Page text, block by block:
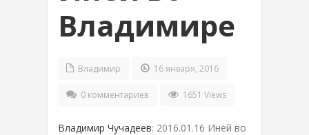
Владимире
Владимир 16 января, 2016
0 комментариев 1651 Views
Владимир Чучадеев: 2016.01.16 Иней во